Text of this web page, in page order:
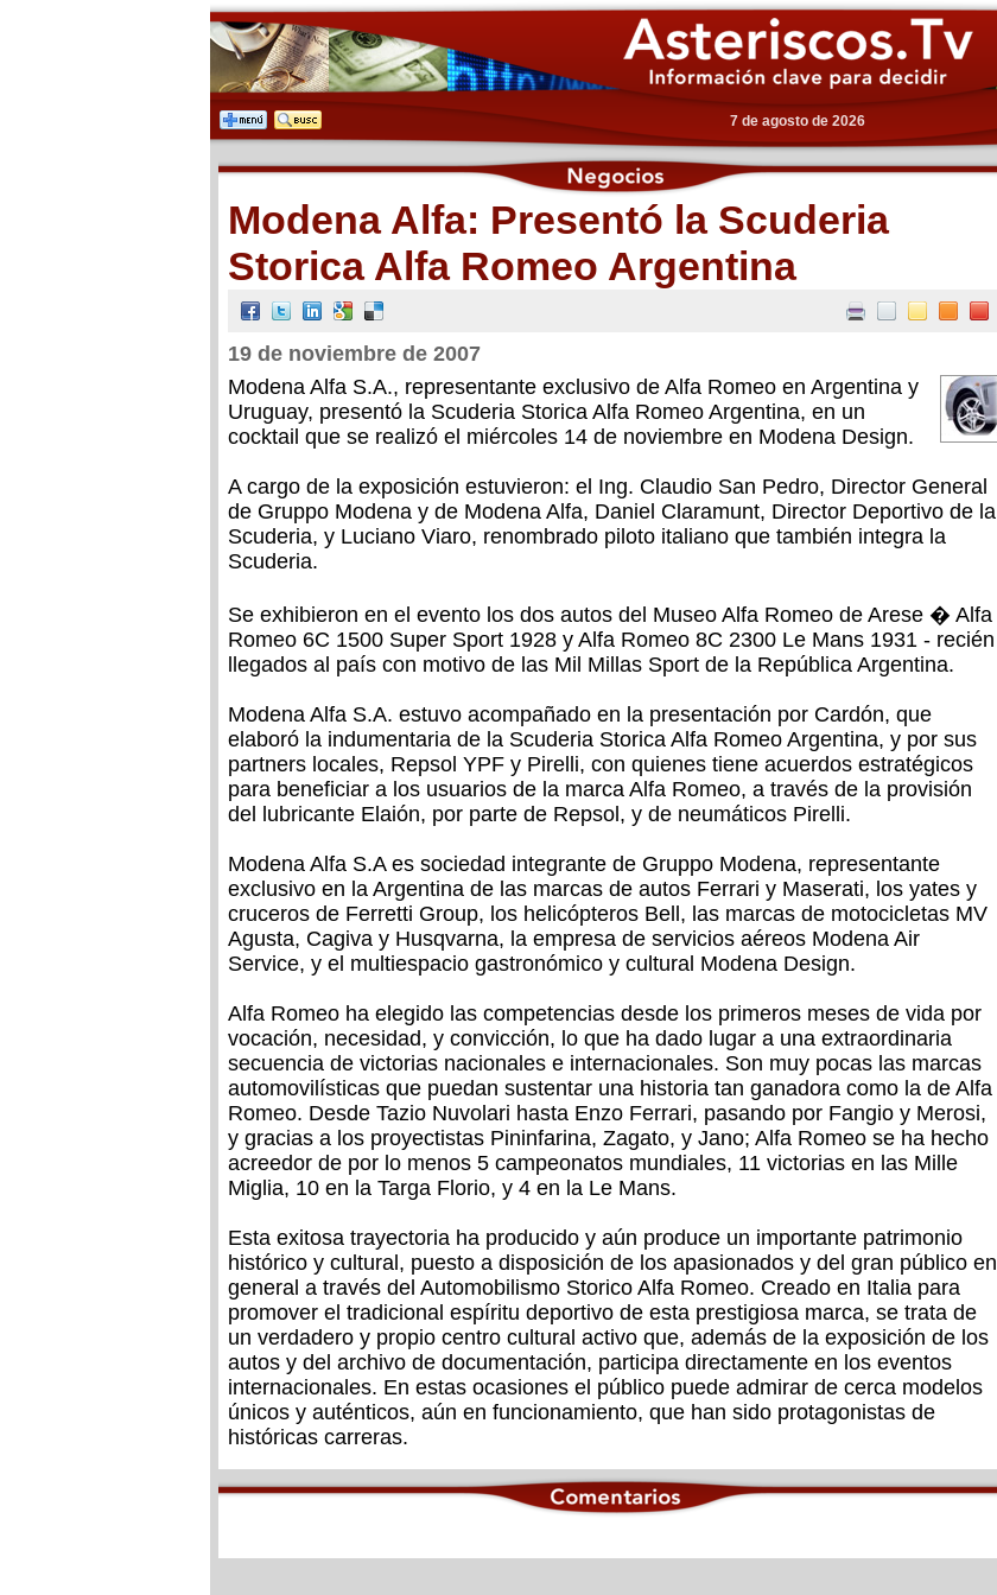
7 de agosto de 2026
Modena Alfa: Presentó la Scuderia
Storica Alfa Romeo Argentina
19 de noviembre de 2007
Modena Alfa S.A., representante exclusivo de Alfa Romeo en Argentina y
Uruguay, presentó la Scuderia Storica Alfa Romeo Argentina, en un
cocktail que se realizó el miércoles 14 de noviembre en Modena Design.
A cargo de la exposición estuvieron: el Ing. Claudio San Pedro, Director General
de Gruppo Modena y de Modena Alfa, Daniel Claramunt, Director Deportivo de la
Scuderia, y Luciano Viaro, renombrado piloto italiano que también integra la
Scuderia.
Se exhibieron en el evento los dos autos del Museo Alfa Romeo de Arese � Alfa
Romeo 6C 1500 Super Sport 1928 y Alfa Romeo 8C 2300 Le Mans 1931 - recién
llegados al país con motivo de las Mil Millas Sport de la República Argentina.
Modena Alfa S.A. estuvo acompañado en la presentación por Cardón, que
elaboró la indumentaria de la Scuderia Storica Alfa Romeo Argentina, y por sus
partners locales, Repsol YPF y Pirelli, con quienes tiene acuerdos estratégicos
para beneficiar a los usuarios de la marca Alfa Romeo, a través de la provisión
del lubricante Elaión, por parte de Repsol, y de neumáticos Pirelli.
Modena Alfa S.A es sociedad integrante de Gruppo Modena, representante
exclusivo en la Argentina de las marcas de autos Ferrari y Maserati, los yates y
cruceros de Ferretti Group, los helicópteros Bell, las marcas de motocicletas MV
Agusta, Cagiva y Husqvarna, la empresa de servicios aéreos Modena Air
Service, y el multiespacio gastronómico y cultural Modena Design.
Alfa Romeo ha elegido las competencias desde los primeros meses de vida por
vocación, necesidad, y convicción, lo que ha dado lugar a una extraordinaria
secuencia de victorias nacionales e internacionales. Son muy pocas las marcas
automovilísticas que puedan sustentar una historia tan ganadora como la de Alfa
Romeo. Desde Tazio Nuvolari hasta Enzo Ferrari, pasando por Fangio y Merosi,
y gracias a los proyectistas Pininfarina, Zagato, y Jano; Alfa Romeo se ha hecho
acreedor de por lo menos 5 campeonatos mundiales, 11 victorias en las Mille
Miglia, 10 en la Targa Florio, y 4 en la Le Mans.
Esta exitosa trayectoria ha producido y aún produce un importante patrimonio
histórico y cultural, puesto a disposición de los apasionados y del gran público en
general a través del Automobilismo Storico Alfa Romeo. Creado en Italia para
promover el tradicional espíritu deportivo de esta prestigiosa marca, se trata de
un verdadero y propio centro cultural activo que, además de la exposición de los
autos y del archivo de documentación, participa directamente en los eventos
internacionales. En estas ocasiones el público puede admirar de cerca modelos
únicos y auténticos, aún en funcionamiento, que han sido protagonistas de
históricas carreras.